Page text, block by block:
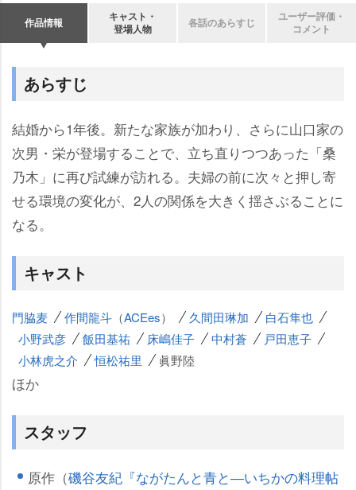
作品情報
キャスト・
登場人物
各話のあらすじ
ユーザー評価・
コメント
あらすじ
結婚から1年後。新たな家族が加わり、さらに山口家の
次男・栄が登場することで、立ち直りつつあった「桑
乃木」に再び試練が訪れる。夫婦の前に次々と押し寄
せる環境の変化が、2人の関係を大きく揺さぶることに
なる。
キャスト
門脇麦 作間龍斗 （ACEes） 久間田琳加
白石隼也
小野武彦
飯田基祐 床嶋佳子 中村蒼
戸田恵子
小林虎之介
恒松祐里 眞野陸
ほか
スタッフ
原作（磯谷友紀『ながたんと青と―いちかの料理帖